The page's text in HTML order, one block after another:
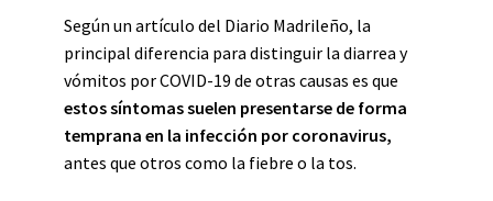
Según un artículo del Diario Madrileño, la
principal diferencia para distinguir la diarrea y
vómitos por COVID-19 de otras causas es que
estos síntomas suelen presentarse de forma
temprana en la infección por coronavirus,
antes que otros como la fiebre o la tos.